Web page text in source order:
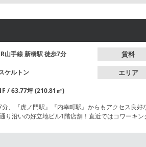
山手線新橋駅徒歩7分 賃料
ケルトン エリア
/ 63.77坪 (210.81㎡)
分、『虎ノ門駅』『内幸町駅』からもアクセス良
り沿いの好立地ビル1階店舗！直近ではコワーキ